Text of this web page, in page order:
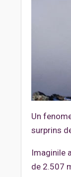
Un
surprins
Imaginile
de 2.507